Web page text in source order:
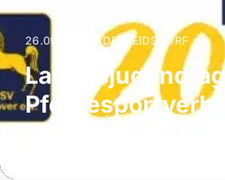
26.09.2026 ADELHEIDSDORF
Hannover